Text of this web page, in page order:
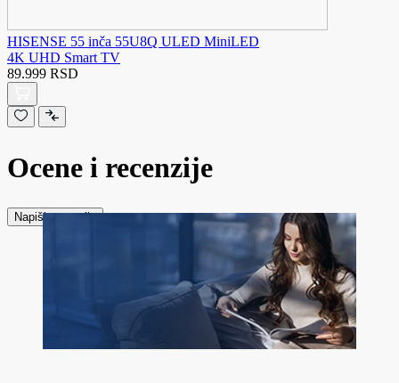
HISENSE 55 inča 55U8Q ULED MiniLED
4K UHD Smart TV
89.999 RSD
Ocene i recenzije
Napiši recenziju